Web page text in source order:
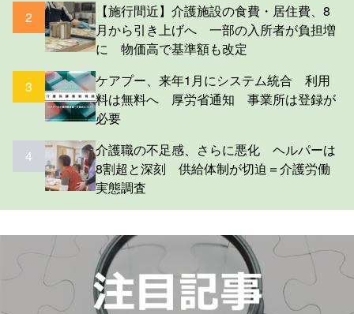
2
【施行間近】介護施設の食費・居住費、8
月から引き上げへ 一部の入所者が負担増
に 物価高で基準額も改定
3
ケアプー、来年1月にシステム統合 利用
料は無料へ 厚労省通知 事業所は登録が
必要
4
介護職の不足感、さらに悪化 ヘルパーは
8割超と深刻 供給体制が切迫＝介護労働
実態調査